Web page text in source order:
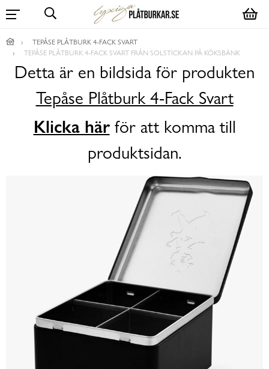
TEPÅSE PLÅTBURK 4-FACK SVART
TEPÅSE PLÅTBURK 4-FACK SVART FRÅN SOLSTICKAN PÅ KÖKSBÄNK
Detta är en bildsida för produkten
Tepåse Plåtburk 4-Fack Svart
Klicka härför att komma till
produktsidan.